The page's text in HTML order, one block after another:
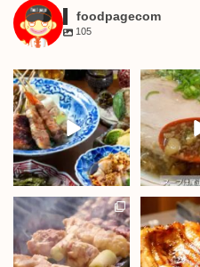
foodpagecom
105